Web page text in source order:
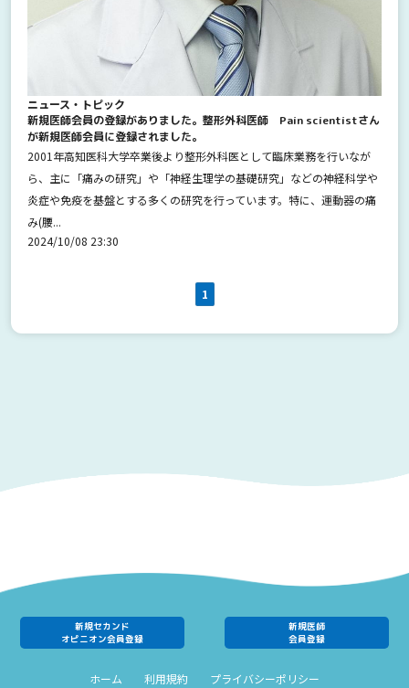
ニュース・トピック
新規医師会員の登録がありました。整形外科医師 Pain scientistさん
が新規医師会員に登録されました。
2001年高知医科大学卒業後より整形外科医として臨床業務を行いなが
ら、主に「痛みの研究」や「神経生理学の基礎研究」などの神経科学や
炎症や免疫を基盤とする多くの研究を行っています。特に、運動器の痛
み(腰...
2024/10/08 23:30
1
新規セカンド
オピニオン会員登録
新規医師
会員登録
ホーム 利用規約 プライバシーポリシー